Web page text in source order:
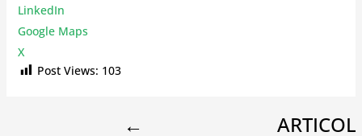
LinkedIn
Google Maps
X
Post Views: 103
←